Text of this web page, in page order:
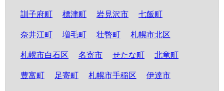
訓子府町 標津町 岩見沢市 七飯町
奈井江町 増毛町 壮瞥町 札幌市北区
札幌市白石区 名寄市 せたな町 北竜町
豊富町 足寄町 札幌市手稲区 伊達市